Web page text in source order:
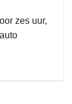
zes uur,